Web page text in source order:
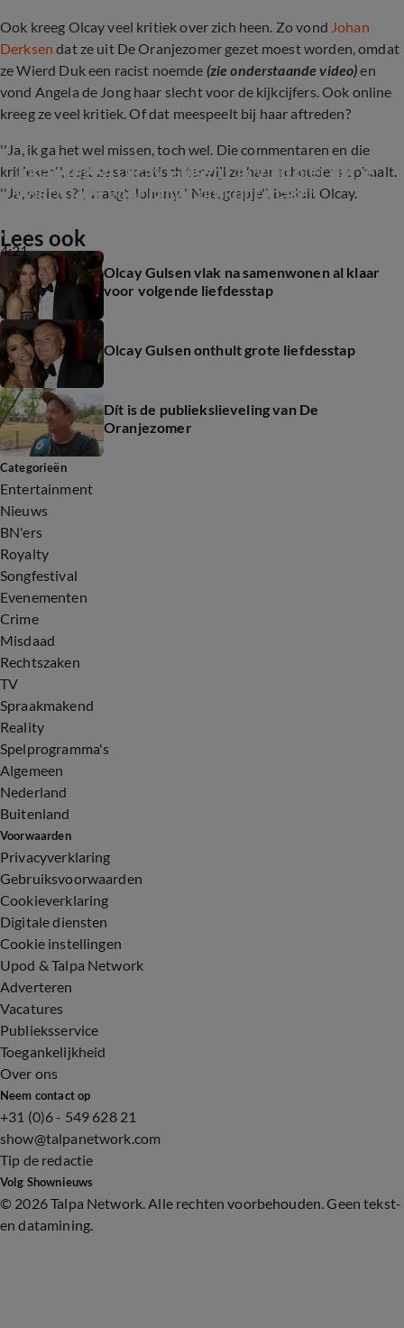
Ook kreeg Olcay veel kritiek over zich heen. Zo vond Johan
Derksen dat ze uit De Oranjezomer gezet moest worden, omdat
ze Wierd Duk een racist noemde (zie onderstaande video)en
vond Angela de Jong haar slecht voor de kijkcijfers. Ook online
kreeg ze veel kritiek. Of dat meespeelt bij haar aftreden?
''Ja, ik ga het wel missen, toch wel. Die commentaren en die
kritieken'', zegt ze sarcastisch terwijl ze haar schouders ophaalt.
''Ja, serieus?'', vraagt Johnny. ''Nee, grapje'', besluit Olcay.
4:21
Johan tegen Olcay Gulsen: 'Ik vind niet dat je
Wierd Duk voor racist uit kunt maken'
Lees ook
Olcay Gulsen vlak na samenwonen al klaar
voor volgende liefdesstap
Olcay Gulsen onthult grote liefdesstap
Dít is de publiekslieveling van De
Oranjezomer
Categorieën
Entertainment
Nieuws
BN'ers
Royalty
Songfestival
Evenementen
Crime
Misdaad
Rechtszaken
TV
Spraakmakend
Reality
Spelprogramma's
Algemeen
Nederland
Buitenland
Voorwaarden
Privacyverklaring
Gebruiksvoorwaarden
Cookieverklaring
Digitale diensten
Cookie instellingen
Upod & Talpa Network
Adverteren
Vacatures
Publieksservice
Toegankelijkheid
Over ons
Neem contact op
+31 (0)6 - 549 628 21
show@talpanetwork.com
Tip de redactie
Volg Shownieuws
© 2026 Talpa Network. Alle rechten voorbehouden. Geen tekst-
en datamining.